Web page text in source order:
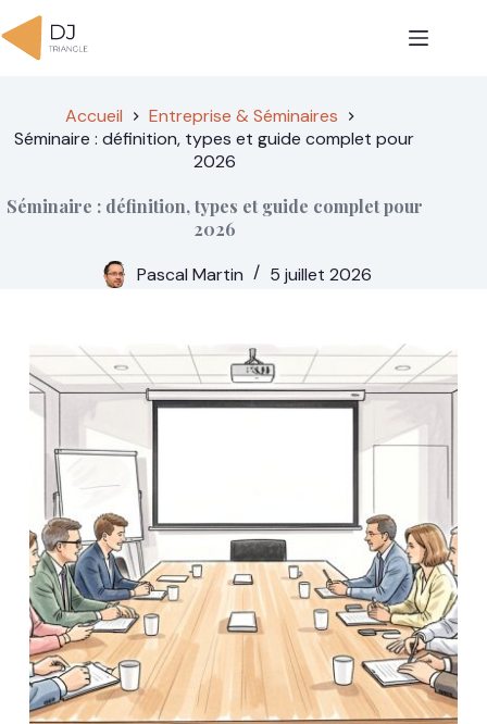
Passer
au
contenu
Accueil
Entreprise & Séminaires
Séminaire : définition, types et guide complet pour
2026
Séminaire : définition, types et guide complet pour
2026
Pascal Martin
5 juillet 2026